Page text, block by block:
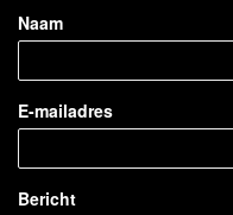
Naam
E-mailadres
Bericht